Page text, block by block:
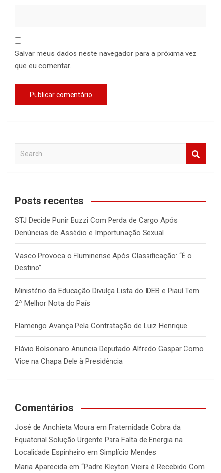
Salvar meus dados neste navegador para a próxima vez
que eu comentar.
a
c
Posts recentes
STJ Decide Punir Buzzi Com Perda de Cargo Após
Denúncias de Assédio e Importunação Sexual
Vasco Provoca o Fluminense Após Classificação: “É o
Destino”
Ministério da Educação Divulga Lista do IDEB e Piauí Tem
2ª Melhor Nota do País
Flamengo Avança Pela Contratação de Luiz Henrique
Flávio Bolsonaro Anuncia Deputado Alfredo Gaspar Como
Vice na Chapa Dele à Presidência
Comentários
José de Anchieta Moura em Fraternidade Cobra da
Equatorial Solução Urgente Para Falta de Energia na
Localidade Espinheiro em Simplício Mendes
Maria Aparecida em “Padre Kleyton Vieira é Recebido Com